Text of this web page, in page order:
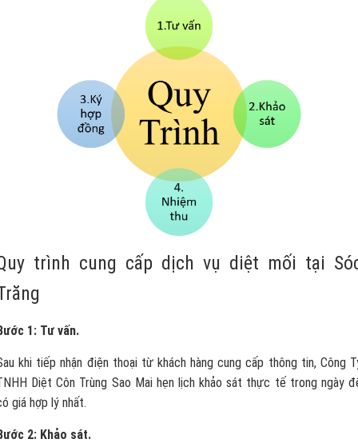
trình cung cấp dịch vụ diệt mối tại
1: Tư vấn.
khi tiếp nhận điện thoại từ khách hàng cung cấp thông tin, Công
Diệt Côn Trùng Sao Mai hẹn lịch khảo sát thực tế trong ngày
giá hợp lý nhất.
2: Khảo sát.